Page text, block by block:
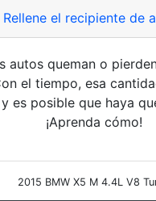
Rellene el recipiente de
autos queman o
el tiempo, esa
es posible que haya
¡Aprenda cómo!
2015 BMW X5 M 4.4L V8